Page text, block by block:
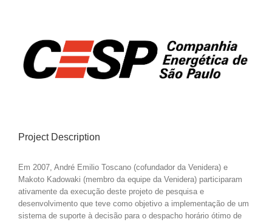
Larger
Image
Project Description
Em 2007, André Emilio Toscano (cofundador da Venidera) e
Makoto Kadowaki (membro da equipe da Venidera) participaram
ativamente da execução deste projeto de pesquisa e
desenvolvimento que teve como objetivo a implementação de um
sistema de suporte à decisão para o despacho horário ótimo de